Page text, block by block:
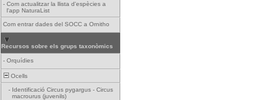
- Com actualitzar la llista d'espècies a
l'app NaturaList
Com entrar dades del SOCC a Ornitho
Recursos sobre els grups taxonòmics
- Orquídies
Ocells
- Identificació Circus pygargus - Circus
macrourus (juvenils)